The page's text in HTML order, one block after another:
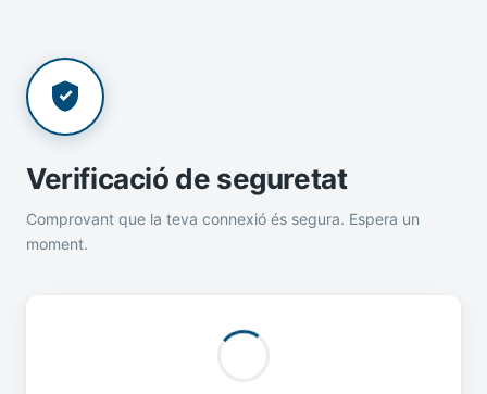
Verificació de seguretat
Comprovant que la teva connexió és segura. Espera un
moment.